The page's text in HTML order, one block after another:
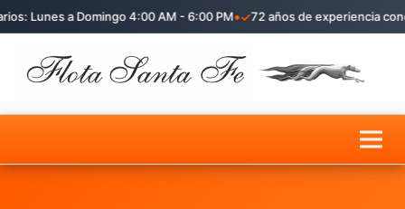
Lunes a Domingo 4:00 AM - 6:00 PM•✓72 años de experiencia